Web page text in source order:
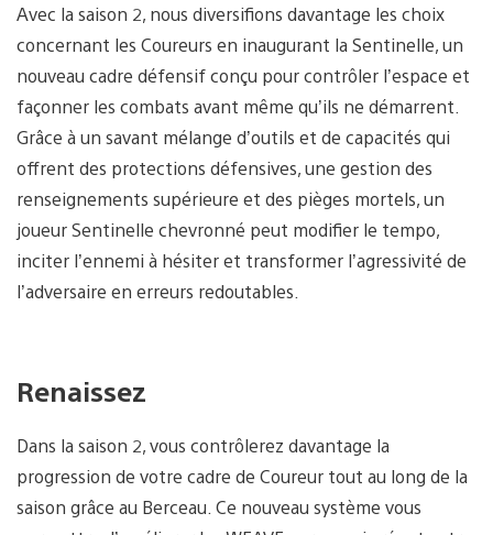
Avec la saison 2, nous diversifions davantage les choix
concernant les Coureurs en inaugurant la Sentinelle, un
nouveau cadre défensif conçu pour contrôler l’espace et
façonner les combats avant même qu’ils ne démarrent.
Grâce à un savant mélange d’outils et de capacités qui
offrent des protections défensives, une gestion des
renseignements supérieure et des pièges mortels, un
joueur Sentinelle chevronné peut modifier le tempo,
inciter l’ennemi à hésiter et transformer l’agressivité de
l’adversaire en erreurs redoutables.
Renaissez
Dans la saison 2, vous contrôlerez davantage la
progression de votre cadre de Coureur tout au long de la
saison grâce au Berceau. Ce nouveau système vous